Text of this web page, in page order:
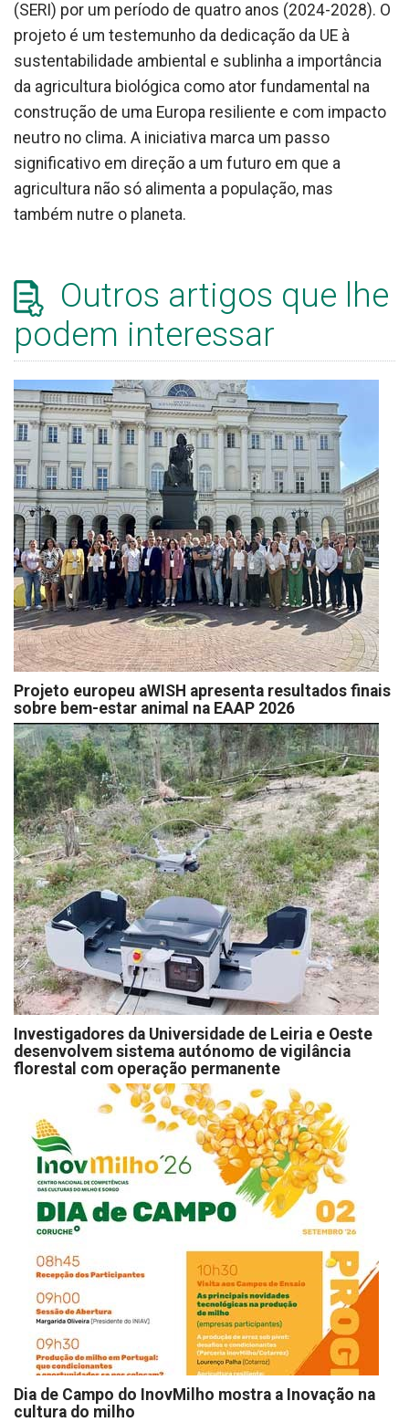
(SERI) por um período de quatro anos (2024-2028). O
projeto é um testemunho da dedicação da UE à
sustentabilidade ambiental e sublinha a importância
da agricultura biológica como ator fundamental na
construção de uma Europa resiliente e com impacto
neutro no clima. A iniciativa marca um passo
significativo em direção a um futuro em que a
agricultura não só alimenta a população, mas
também nutre o planeta.
Outros artigos que lhe
podem interessar
Projeto europeu aWISH apresenta resultados finais
sobre bem-estar animal na EAAP 2026
Investigadores da Universidade de Leiria e Oeste
desenvolvem sistema autónomo de vigilância
florestal com operação permanente
Dia de Campo do InovMilho mostra a Inovação na
cultura do milho